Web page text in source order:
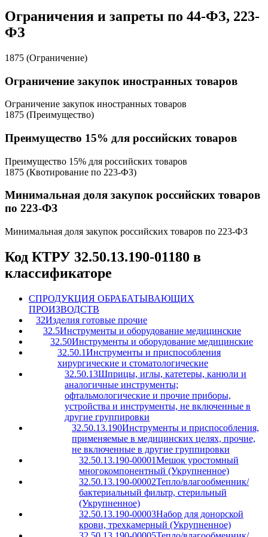
Ограничения и запреты по 44-ФЗ, 223-
ФЗ
1875 (Ограничение)
Ограничение закупок иностранных товаров
Ограничение закупок иностранных товаров
1875 (Преимущество)
Преимущество 15% для российских товаров
Преимущество 15% для российских товаров
1875 (Квотирование по 223-ФЗ)
Минимальная доля закупок российских товаров
по 223-ФЗ
Минимальная доля закупок российских товаров по 223-ФЗ
Код КТРУ 32.50.13.190-01180 в
классификаторе
CПРОДУКЦИЯ ОБРАБАТЫВАЮЩИХ
ПРОИЗВОДСТВ
32Изделия готовые прочие
32.5Инструменты и оборудование медицинские
32.50Инструменты и оборудование медицинские
32.50.1Инструменты и приспособления
хирургические и стоматологические
32.50.13Шприцы, иглы, катетеры, канюли и
аналогичные инструменты;
офтальмологические и прочие приборы,
устройства и инструменты, не включенные в
другие группировки
32.50.13.190Инструменты и приспособления,
применяемые в медицинских целях, прочие,
не включенные в другие группировки
32.50.13.190-00001Мешок уростомный
многокомпонентный (Укрупненное)
32.50.13.190-00002Тепло/влагообменник/
бактериальный фильтр, стерильный
(Укрупненное)
32.50.13.190-00003Набор для донорской
крови, трехкамерный (Укрупненное)